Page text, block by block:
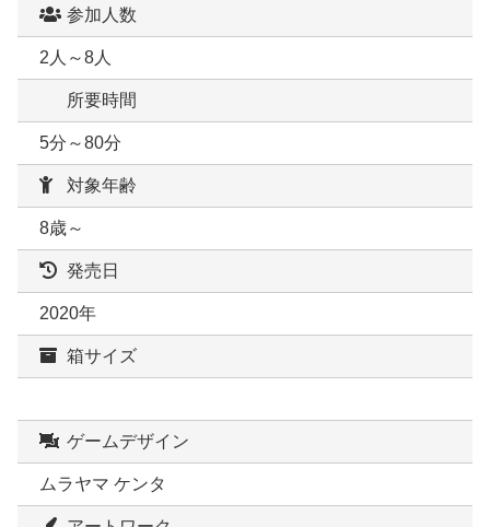
参加人数
2人～8人
所要時間
5分～80分
対象年齢
8歳～
発売日
2020年
箱サイズ
ゲームデザイン
ムラヤマ ケンタ